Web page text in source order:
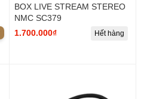
BOX LIVE STREAM STEREO
NMC SC379
1.700.000₫
Hết hàng